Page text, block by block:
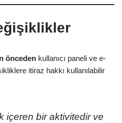
önceden kullanıcı paneli ve e-
itiraz hakkı kullanılabilir
içeren bir aktivitedir ve